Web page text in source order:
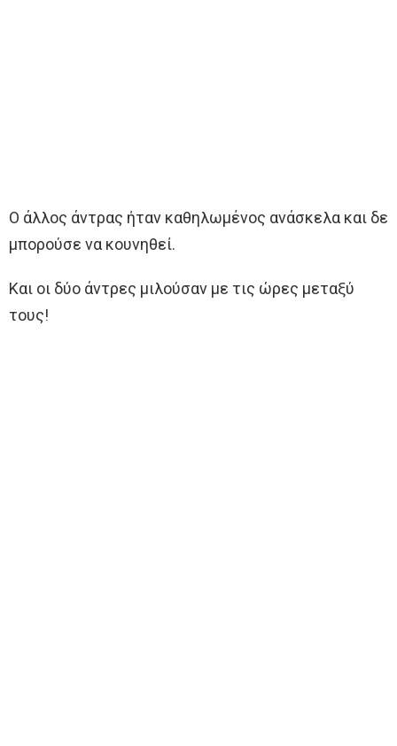
Ο άλλος άντρας ήταν καθηλωμένος ανάσκελα και δε
μπορούσε να κουνηθεί.
Και οι δύο άντρες μιλούσαν με τις ώρες μεταξύ
τους!